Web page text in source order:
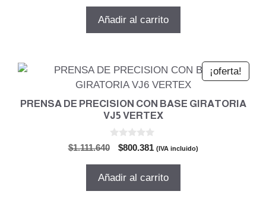
original
actual
Añadir al carrito
¡oferta!
PRENSA DE PRECISION CON BASE GIRATORIA
VJ5 VERTEX
0
d
$1.111.640
El
original
$800.381El
actual
(IVA incluido)
Añadir al carrito